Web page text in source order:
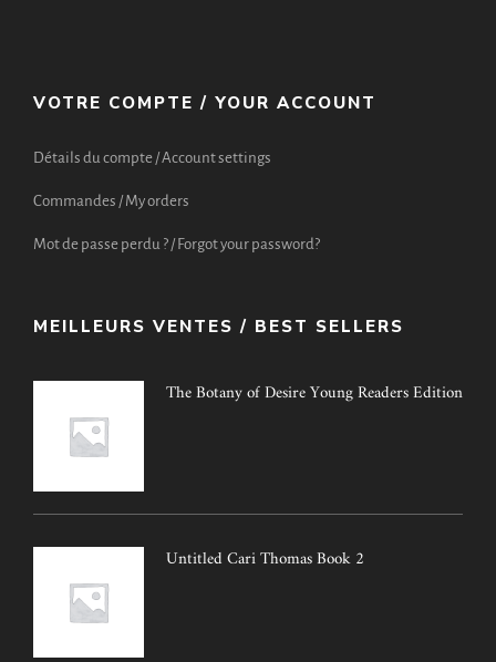
VOTRE COMPTE / YOUR ACCOUNT
Détails du compte / Account settings
Commandes / My orders
Mot de passe perdu ? / Forgot your password?
MEILLEURS VENTES / BEST SELLERS
The Botany of Desire Young Readers Edition
Untitled Cari Thomas Book 2